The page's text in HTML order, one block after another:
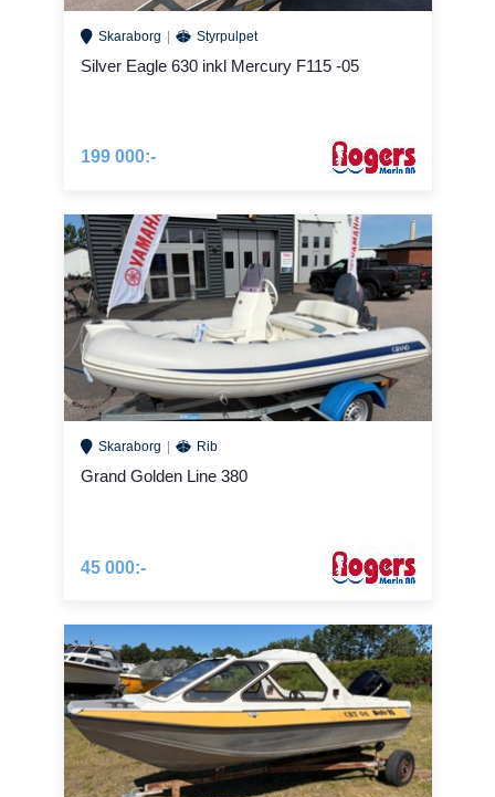
Skaraborg Styrpulpet
Silver Eagle 630 inkl Mercury F115 -05
199 000:-
Skaraborg Rib
Grand Golden Line 380
45 000:-